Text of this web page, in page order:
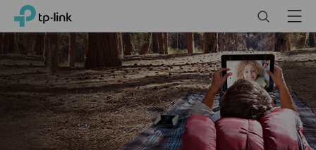
Click
skip
the
navigation
bar
TP-Link, Reliably Smart SearchMenu